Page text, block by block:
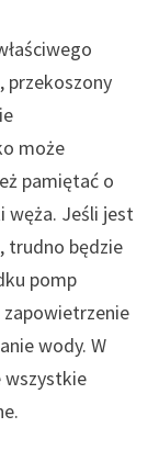
przekoszony
może
pamiętać o
węża. Jeśli jest
trudno będzie
pomp
wody. W
wszystkie